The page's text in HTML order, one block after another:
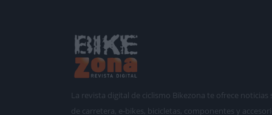
La revista digital de ciclismo Bikezona te ofrece
de carretera, e-bikes, bicicletas, componentes y